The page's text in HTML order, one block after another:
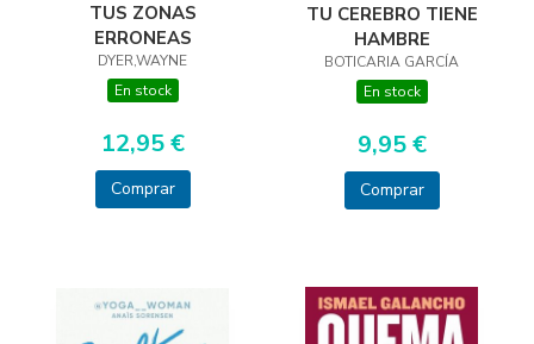
TUS ZONAS
ERRONEAS
DYER,WAYNE
En stock
12,95 €
Comprar
TU CEREBRO TIENE
HAMBRE
BOTICARIA GARCÍA
En stock
9,95 €
Comprar